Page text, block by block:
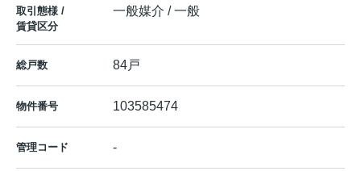
取引態様 /
賃貸区分
一般媒介 / 一般
総戸数 84戸
物件番号 103585474
管理コード -